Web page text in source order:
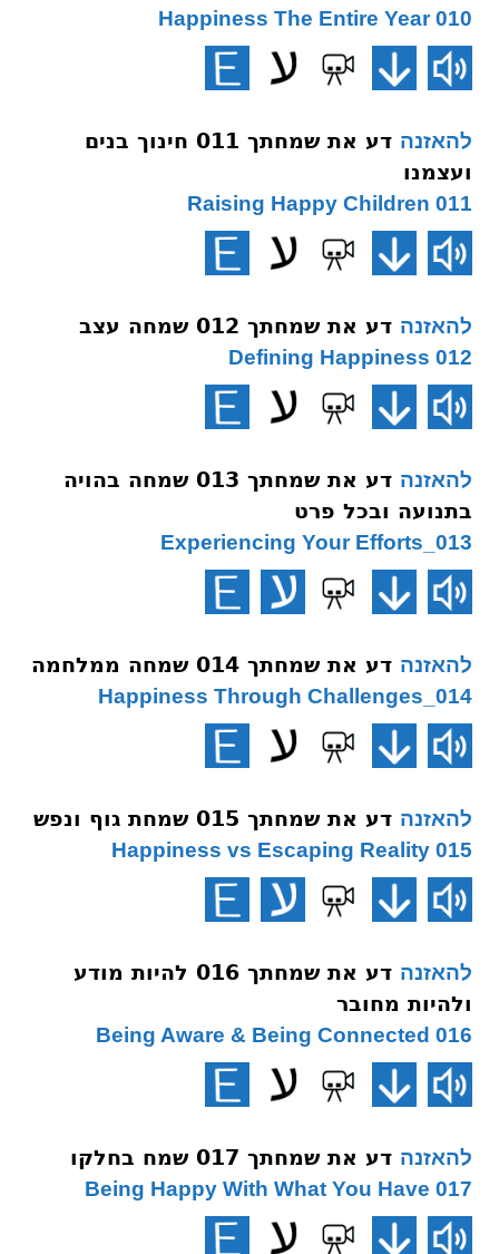
010 Happiness The Entire Year
להאזנה
דע את שמחתך 011 חינוך בנים
ועצמנו
011 Raising Happy Children
להאזנה דע את שמחתך 012 שמחה עצב
012 Defining Happiness
להאזנה
דע את שמחתך 013 שמחה בהויה
בתנועה ובכל פרט
013_Experiencing Your Efforts
להאזנה דע את שמחתך 014 שמחה ממלחמה
014_Happiness Through Challenges
להאזנה דע את שמחתך 015 שמחת גוף ונפש
015 Happiness vs Escaping Reality
להאזנה
דע את שמחתך 016 להיות מודע
ולהיות מחובר
016 Being Aware & Being Connected
להאזנה דע את שמחתך 017 שמח בחלקו
017 Being Happy With What You Have